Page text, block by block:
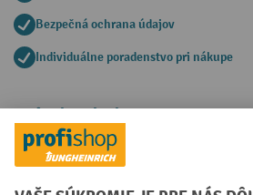
Bezpečná ochrana údajov
Individuálne poradenstvo pri nákupe
Spôsoby platby
Creditcard (Master)Creditcard (Visa)